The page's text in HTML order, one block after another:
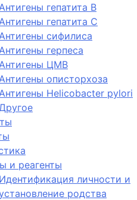
Антигены гепатита B
Антигены гепатита C
Антигены сифилиса
Антигены герпеса
Антигены ЦМВ
Антигены описторхоза
Антигены Helicobacter pylori
и реагенты
Идентификация личности и
родства